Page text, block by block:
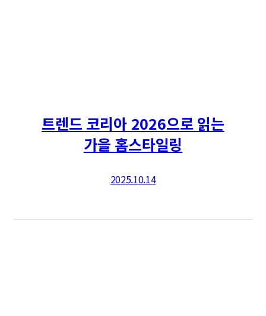
트렌드 코리아 2026으로 읽는
가을 홈스타일링
2025.10.14